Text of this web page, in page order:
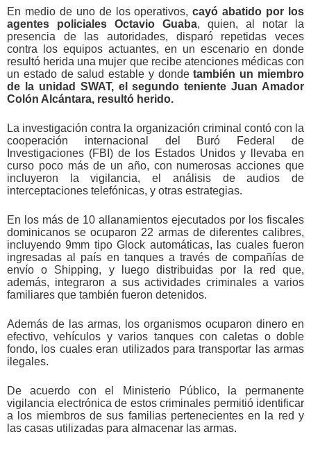
En medio de uno de los operativos,cayó abatido por los
agentes policiales Octavio Guaba, quien, al notar la
presencia de las autoridades, disparó repetidas veces
contra los equipos actuantes, en un escenario en donde
resultó herida una mujer que recibe atenciones médicas con
un estado de salud estable y dondetambién un miembro
de la unidad SWAT, el segundo teniente Juan Amador
Colón Alcántara, resultó herido.
La investigación contra la organización criminal contó con la
cooperación internacional del Buró Federal de
Investigaciones (FBI) de los Estados Unidos y llevaba en
curso poco más de un año, con numerosas acciones que
incluyeron la vigilancia, el análisis de audios de
interceptaciones telefónicas, y otras estrategias.
En los más de 10 allanamientos ejecutados por los fiscales
dominicanos se ocuparon 22 armas de diferentes calibres,
incluyendo 9mm tipo Glock automáticas, las cuales fueron
ingresadas al país en tanques a través de compañías de
envío o Shipping, y luego distribuidas por la red que,
además, integraron a sus actividades criminales a varios
familiares que también fueron detenidos.
Además de las armas, los organismos ocuparon dinero en
efectivo, vehículos y varios tanques con caletas o doble
fondo, los cuales eran utilizados para transportar las armas
ilegales.
De acuerdo con el Ministerio Público, la permanente
vigilancia electrónica de estos criminales permitió identificar
a los miembros de sus familias pertenecientes en la red y
las casas utilizadas para almacenar las armas.